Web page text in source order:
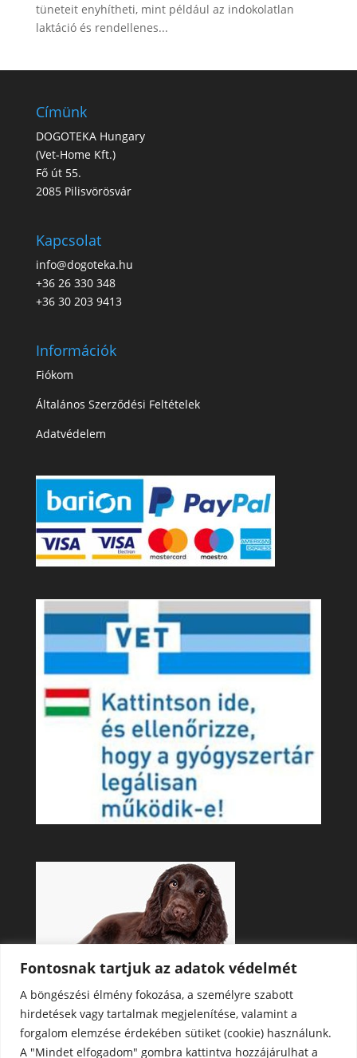
Fontosnak tartjuk az adatok védelmét
A böngészési élmény fokozása, a személyre szabott
hirdetések vagy tartalmak megjelenítése, valamint a
forgalom elemzése érdekében sütiket (cookie) használunk.
A "Mindet elfogadom" gombra kattintva hozzájárulhat a
tüneteit enyhítheti, mint például az indokolatlan
laktáció és rendellenes...
Címünk
DOGOTEKA Hungary
(Vet-Home Kft.)
Fő út 55.
2085 Pilisvörösvár
Kapcsolat
info@dogoteka.hu
+36 26 330 348
+36 30 203 9413
Információk
Fiókom
Általános Szerződési Feltételek
Adatvédelem